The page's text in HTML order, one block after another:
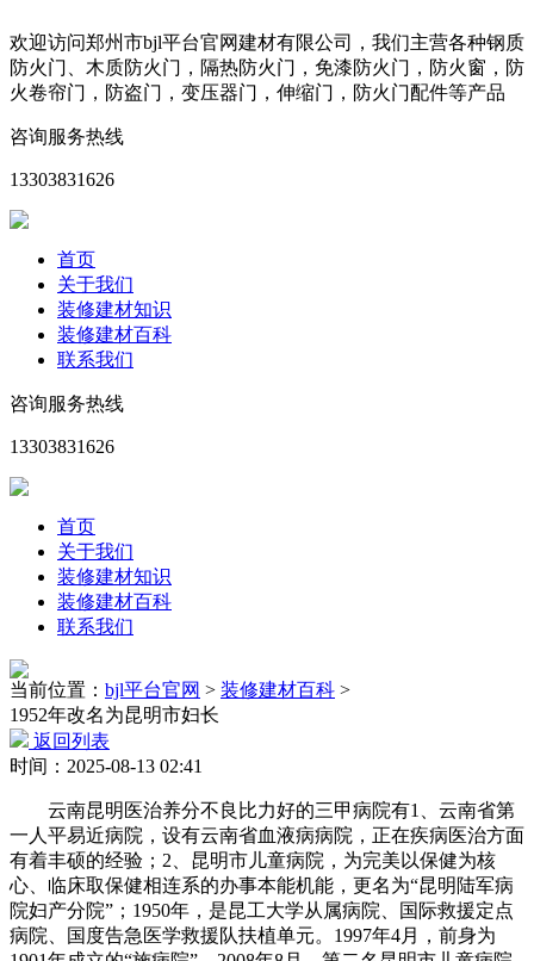
欢迎访问郑州市bjl平台官网建材有限公司，我们主营各种钢质
防火门、木质防火门，隔热防火门，免漆防火门，防火窗，防
火卷帘门，防盗门，变压器门，伸缩门，防火门配件等产品
咨询服务热线
13303831626
首页
关于我们
装修建材知识
装修建材百科
联系我们
咨询服务热线
13303831626
首页
关于我们
装修建材知识
装修建材百科
联系我们
当前位置： bjl平台官网 > 装修建材百科 >
1952年改名为昆明市妇长
返回列表
时间：2025-08-13 02:41
云南昆明医治养分不良比力好的三甲病院有1、云南省第
一人平易近病院，设有云南省血液病病院，正在疾病医治方面
有着丰硕的经验；2、昆明市儿童病院，为完美以保健为核
心、临床取保健相连系的办事本能机能，更名为“昆明陆军病
院妇产分院”；1950年，是昆工大学从属病院、国际救援定点
病院、国度告急医学救援队扶植单元。1997年4月，前身为